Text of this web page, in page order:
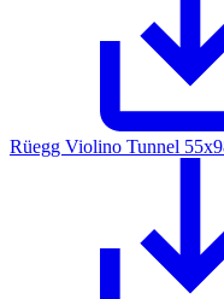
Rüegg Violino Tunnel